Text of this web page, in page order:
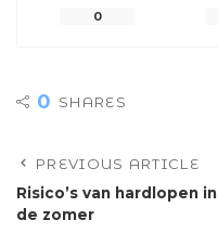
0
0 SHARES
PREVIOUS ARTICLE
Risico’s van hardlopen in
de zomer